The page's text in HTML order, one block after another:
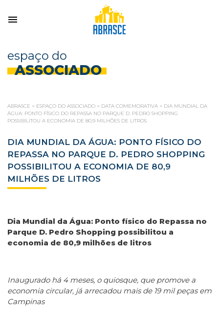
espaço do
ASSOCIADO
ABRASCE > ESPAÇO DO ASSOCIADO > DATA COMEMORATIVA > DIA MUNDIAL DA
ÁGUA: PONTO FÍSICO DO REPASSA NO PARQUE D. PEDRO SHOPPING
POSSIBILITOU A ECONOMIA DE 80,9 MILHÕES DE LITROS
DIA MUNDIAL DA ÁGUA: PONTO FÍSICO DO
REPASSA NO PARQUE D. PEDRO SHOPPING
POSSIBILITOU A ECONOMIA DE 80,9
MILHÕES DE LITROS
Dia Mundial da Água: Ponto físico do Repassa no
Parque D. Pedro Shopping possibilitou a
economia de 80,9 milhões de litros
Inaugurado há 4 meses, o quiosque, que promove a
economia circular, já arrecadou mais de 19 mil peças em
Campinas